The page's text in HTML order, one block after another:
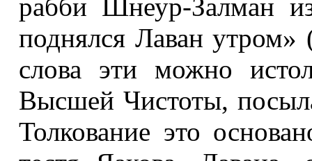
рабби Шнеур-Залман
поднялся Лаван
слова эти можно
Высшей Чистоты,
Толкование это